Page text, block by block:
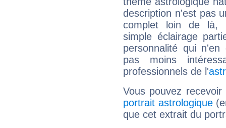
description n'est pas
complet loin de là,
simple éclairage
personnalité qui n'en
pas moins
professionnels de l'
Vous pouvez
portrait astrologique
que cet extrait du